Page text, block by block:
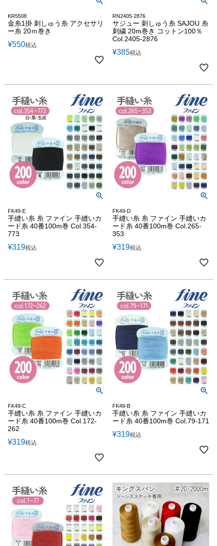
KR5508
金糸1掛 刺しゅう糸 アクセサリ
ー糸 20ｍ巻き
¥550税込
RN2405-2876
サジュー 刺しゅう糸 SAJOU 糸
刺繍 20m巻き コットン100％
Col.2405-2876
¥385税込
FK49-E
手縫い糸 糸 ファイン 手縫いカ
ード糸 40番100m巻 Col.354-
773
¥319税込
FK49-D
手縫い糸 糸 ファイン 手縫いカ
ード糸 40番100m巻 Col.265-
353
¥319税込
FK49-C
手縫い糸 糸 ファイン 手縫いカ
ード糸 40番100m巻 Col.172-
262
¥319税込
FK49-B
手縫い糸 糸 ファイン 手縫いカ
ード糸 40番100m巻 Col.79-171
¥319税込